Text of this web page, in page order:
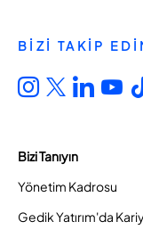
BİZİ TAKİP
Bizi Tanıyın
Yönetim Kadrosu
Gedik Yatırım'da